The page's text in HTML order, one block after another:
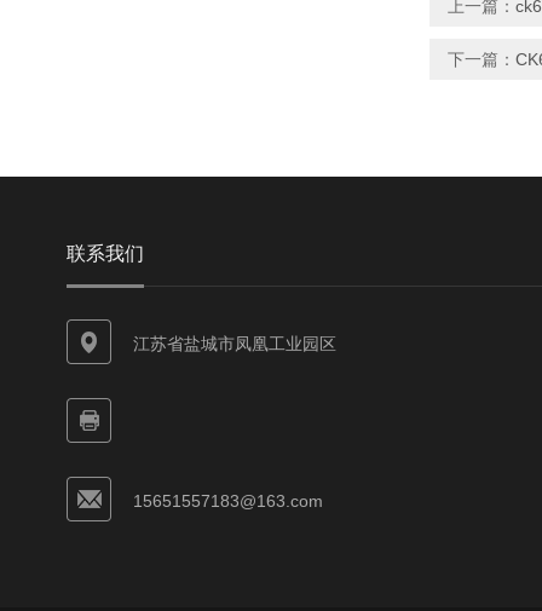
上一篇：
下一篇：
联系我们
江苏省盐城市凤凰工业园区
15651557183@163.com